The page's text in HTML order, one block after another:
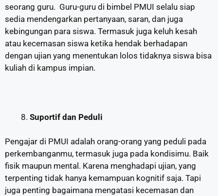
seorang guru. Guru-guru di bimbel PMUI selalu siap
sedia mendengarkan pertanyaan, saran, dan juga
kebingungan para siswa. Termasuk juga keluh kesah
atau kecemasan siswa ketika hendak berhadapan
dengan ujian yang menentukan lolos tidaknya siswa bisa
kuliah di kampus impian.
Suportif dan Peduli
Pengajar di PMUI adalah orang-orang yang peduli pada
perkembanganmu, termasuk juga pada kondisimu. Baik
fisik maupun mental. Karena menghadapi ujian, yang
terpenting tidak hanya kemampuan kognitif saja. Tapi
juga penting bagaimana mengatasi kecemasan dan